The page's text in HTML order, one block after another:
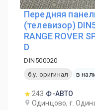
Передняя
(телевизор)
RANGE ROVER
D
DIN500020
б.у. оригинал
в
243 Ф-АВТО
Одинцово, г.